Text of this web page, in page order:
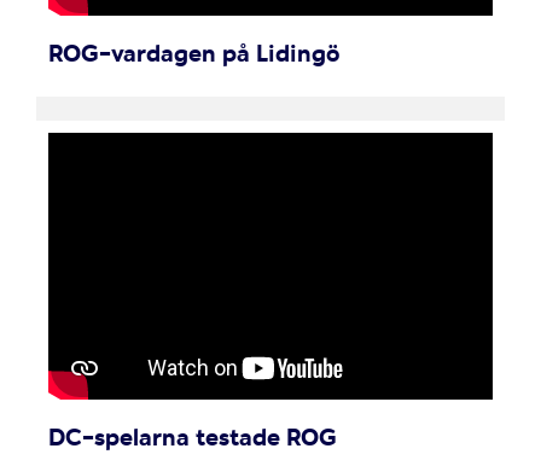
ROG-vardagen på Lidingö
DC-spelarna testade ROG